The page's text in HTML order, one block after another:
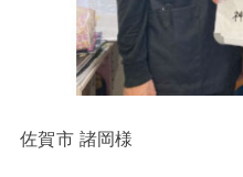
佐賀市 諸岡様